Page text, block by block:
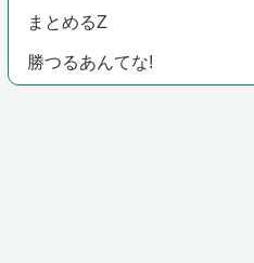
まとめるZ
勝つるあんてな!